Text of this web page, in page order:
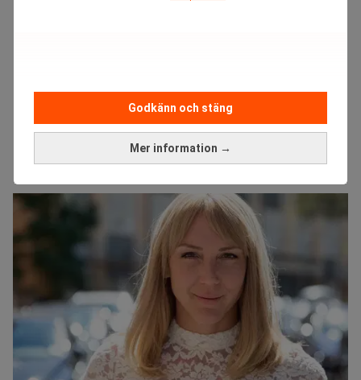
Mer information →
Godkänn och stäng